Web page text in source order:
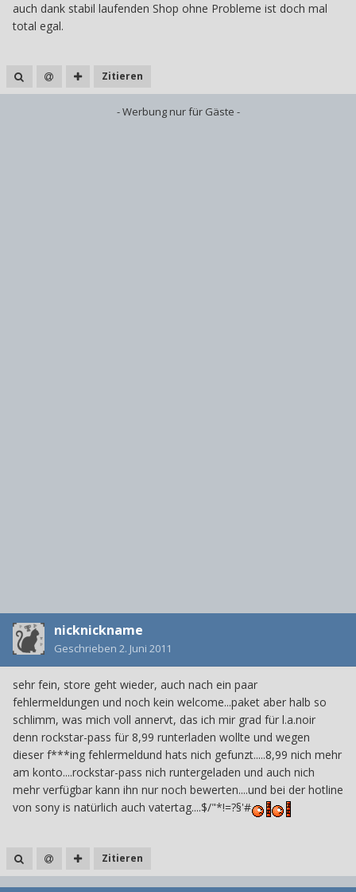
auch dank stabil laufenden Shop ohne Probleme ist doch mal
total egal.
Zitieren
- Werbung nur für Gäste -
nicknickname
Geschrieben 2. Juni 2011
sehr fein, store geht wieder, auch nach ein paar
fehlermeldungen und noch kein welcome...paket aber halb so
schlimm, was mich voll annervt, das ich mir grad für l.a.noir
denn rockstar-pass für 8,99 runterladen wollte und wegen
dieser f***ing fehlermeldund hats nich gefunzt.....8,99 nich mehr
am konto....rockstar-pass nich runtergeladen und auch nich
mehr verfügbar kann ihn nur noch bewerten....und bei der hotline
von sony is natürlich auch vatertag....$/"*!=?§'#
Zitieren